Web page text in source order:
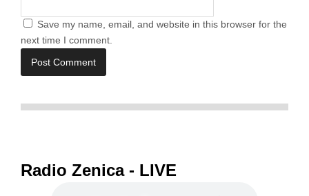
Save my name, email, and website in this browser for the
next time I comment.
Radio Zenica - LIVE